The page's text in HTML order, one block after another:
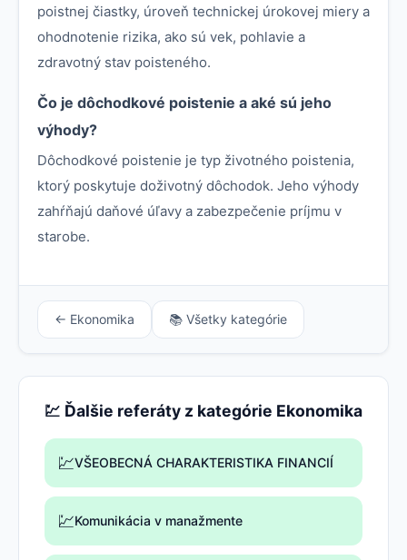
poistnej čiastky, úroveň technickej úrokovej miery a
ohodnotenie rizika, ako sú vek, pohlavie a
zdravotný stav poisteného.
Čo je dôchodkové poistenie a aké sú jeho
výhody?
Dôchodkové poistenie je typ životného poistenia,
ktorý poskytuje doživotný dôchodok. Jeho výhody
zahŕňajú daňové úľavy a zabezpečenie príjmu v
starobe.
← Ekonomika 📚 Všetky kategórie
💹 Ďalšie referáty z kategórie Ekonomika
💹VŠEOBECNÁ CHARAKTERISTIKA FINANCIÍ
💹Komunikácia v manažmente